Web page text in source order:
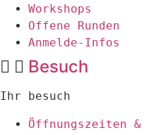
Workshops
Offene Runden
Anmelde-Infos
Besuch
Ihr besuch
Öffnungszeiten &